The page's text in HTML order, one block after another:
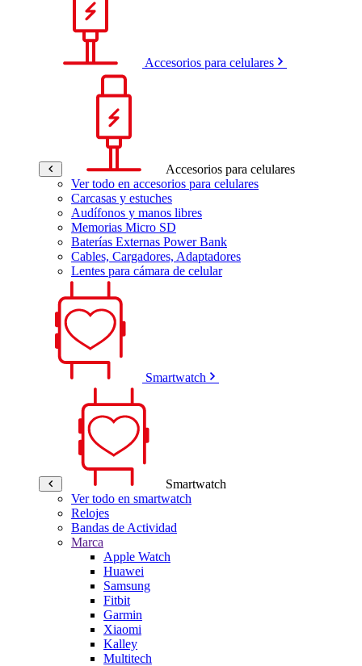
Accesorios para celulares
Accesorios para celulares
Ver todo en accesorios para celulares
Carcasas y estuches
Audífonos y manos libres
Memorias Micro SD
Baterías Externas Power Bank
Cables, Cargadores, Adaptadores
Lentes para cámara de celular
Smartwatch
Smartwatch
Ver todo en smartwatch
Relojes
Bandas de Actividad
Marca
Apple Watch
Huawei
Samsung
Fitbit
Garmin
Xiaomi
Kalley
Multitech